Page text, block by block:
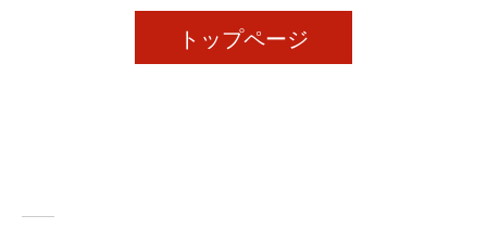
トップページ